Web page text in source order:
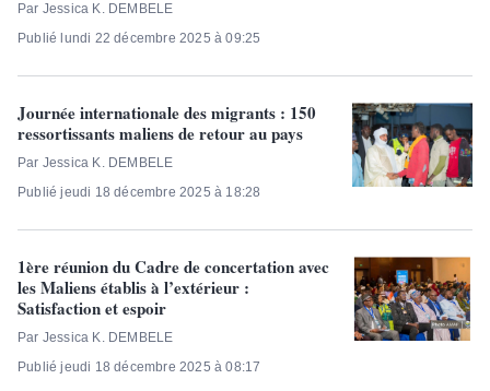
Par Jessica K. DEMBELE
Publié lundi 22 décembre 2025 à 09:25
Journée internationale des migrants : 150
ressortissants maliens de retour au pays
Par Jessica K. DEMBELE
Publié jeudi 18 décembre 2025 à 18:28
1ère réunion du Cadre de concertation avec
les Maliens établis à l’extérieur :
Satisfaction et espoir
Par Jessica K. DEMBELE
Publié jeudi 18 décembre 2025 à 08:17